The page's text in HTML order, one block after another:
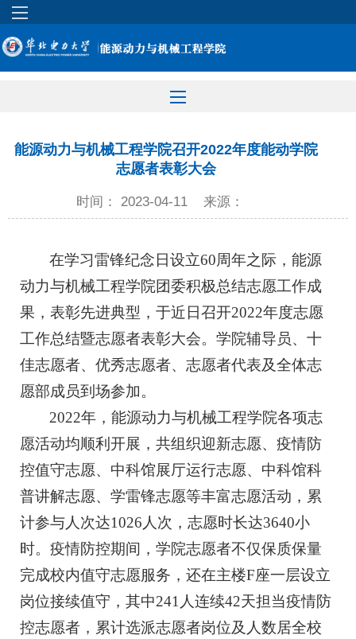
能源动力与机械工程学院召开2022年度能动学院
志愿者表彰大会
时间： 2023-04-11 来源：
在学习雷锋纪念日设立60周年之际，能源
动力与机械工程学院团委积极总结志愿工作成
果，表彰先进典型，于近日召开2022年度志愿
工作总结暨志愿者表彰大会。学院辅导员、十
佳志愿者、优秀志愿者、志愿者代表及全体志
愿部成员到场参加。
2022年，能源动力与机械工程学院各项志
愿活动均顺利开展，共组织迎新志愿、疫情防
控值守志愿、中科馆展厅运行志愿、中科馆科
普讲解志愿、学雷锋志愿等丰富志愿活动，累
计参与人次达1026人次，志愿时长达3640小
时。疫情防控期间，学院志愿者不仅保质保量
完成校内值守志愿服务，还在主楼F座一层设立
岗位接续值守，其中241人连续42天担当疫情防
控志愿者，累计选派志愿者岗位及人数居全校